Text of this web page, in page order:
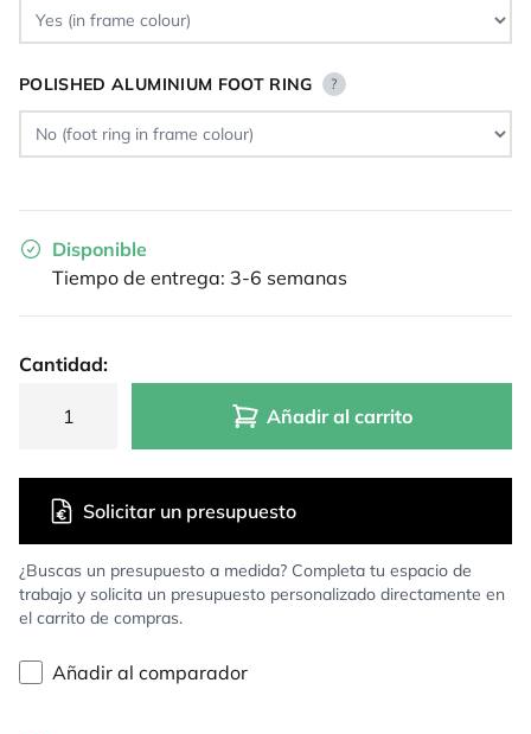
POLISHED ALUMINIUM FOOT RING ?
Disponible
Tiempo de entrega: 3-6 semanas
Cantidad:
Añadir al carrito
¿Buscas un presupuesto a medida? Completa tu espacio de
trabajo y solicita un presupuesto personalizado directamente en
el carrito de compras.
Solicitar un presupuesto
Añadir al comparador